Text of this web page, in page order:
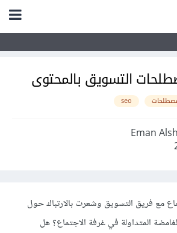
التسويق بالمحتوى
seo
مع فريق التسويق وشعرت بالارتباك حول
المتداولة في غرفة الاجتماع؟ هل